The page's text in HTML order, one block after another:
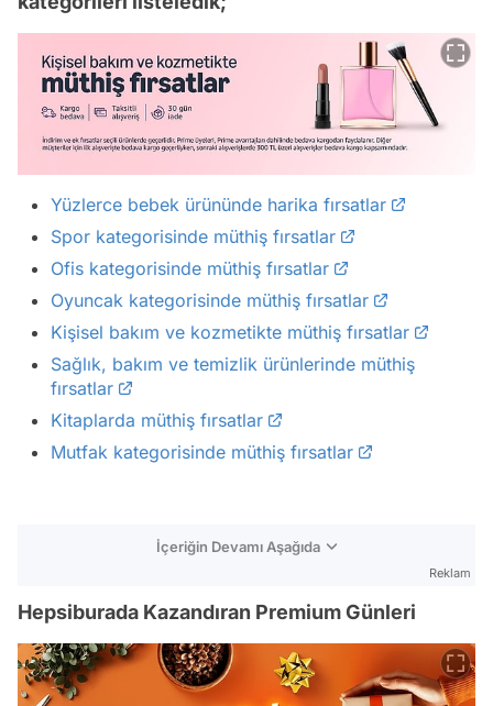
Yüzlerce bebek ürününde harika fırsatlar
Spor kategorisinde müthiş fırsatlar
Ofis kategorisinde müthiş fırsatlar
Oyuncak kategorisinde müthiş fırsatlar
Kişisel bakım ve kozmetikte müthiş fırsatlar
Sağlık, bakım ve temizlik ürünlerinde müthiş
fırsatlar
Kitaplarda müthiş fırsatlar
Mutfak kategorisinde müthiş fırsatlar
İçeriğin Devamı Aşağıda
Reklam
Hepsiburada Kazandıran Premium Günleri